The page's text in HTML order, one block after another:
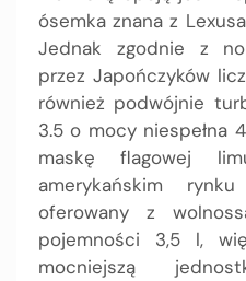
ósemka znana z
Jednak zgodnie z
przez Japończyków
również podwójnie
3.5 o mocy niespełna
maskę flagowej
amerykańskim
oferowany z
pojemności 3,5 l,
mocniejszą